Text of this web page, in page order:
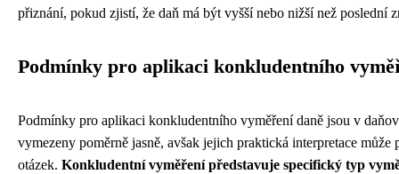
přiznání, pokud zjistí, že daň má být vyšší nebo nižší než poslední
Podmínky pro aplikaci konkludentního
Podmínky pro aplikaci konkludentního vyměření daně jsou v
vymezeny poměrně jasně, avšak jejich praktická interpretace může
otázek. Konkludentní vyměření představuje specifický typ